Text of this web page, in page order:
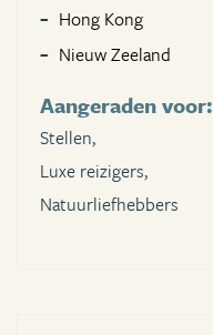
Hong Kong
Nieuw Zeeland
Aangeraden voor:
Stellen,
Luxe reizigers,
Natuurliefhebbers